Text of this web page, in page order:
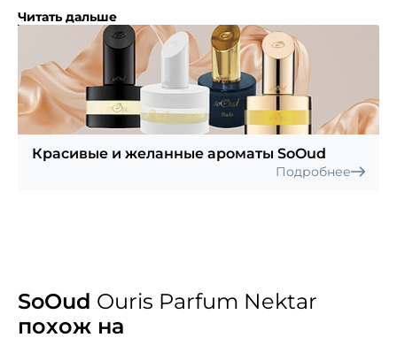
Парфюмера, создавшего этот неповторимый аромат,
зовут Стефан Хамберт. Аромат помещен
в классический для бренда флакон темного цвета
с золотыми деталями. В парфюмерной композиции
SoOud Ouris Parfum Nektar гармонично сочетаются
ноты жасмина, ириса, сандалового дерева, бобов
Тонка, кедра, ванили, миндаля, персика, чёрной
смородины, мёда, сливы, календулы.
Читать дальше
Красивые и желанные ароматы SoOud
Подробнее
SoOud Ouris Parfum Nektar
похож на